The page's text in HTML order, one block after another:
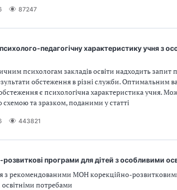
87247
педагогічну характеристику учня з
психологам закладів освіти надходить запит
обстеження в різні служби. Оптимальним
є психологічна характеристика учня.
схемою та зразком, поданими у статті
443821
розвиткові програми для дітей з особливими
з рекомендованими МОН корекційно-
потребами